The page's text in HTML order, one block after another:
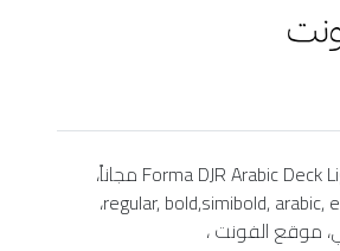
تحمييل خط Forma DJR Arabic Deck Light مجاناً،
regular, bold,simibold, arabic, extra bold, black،
موقع الفونت ،